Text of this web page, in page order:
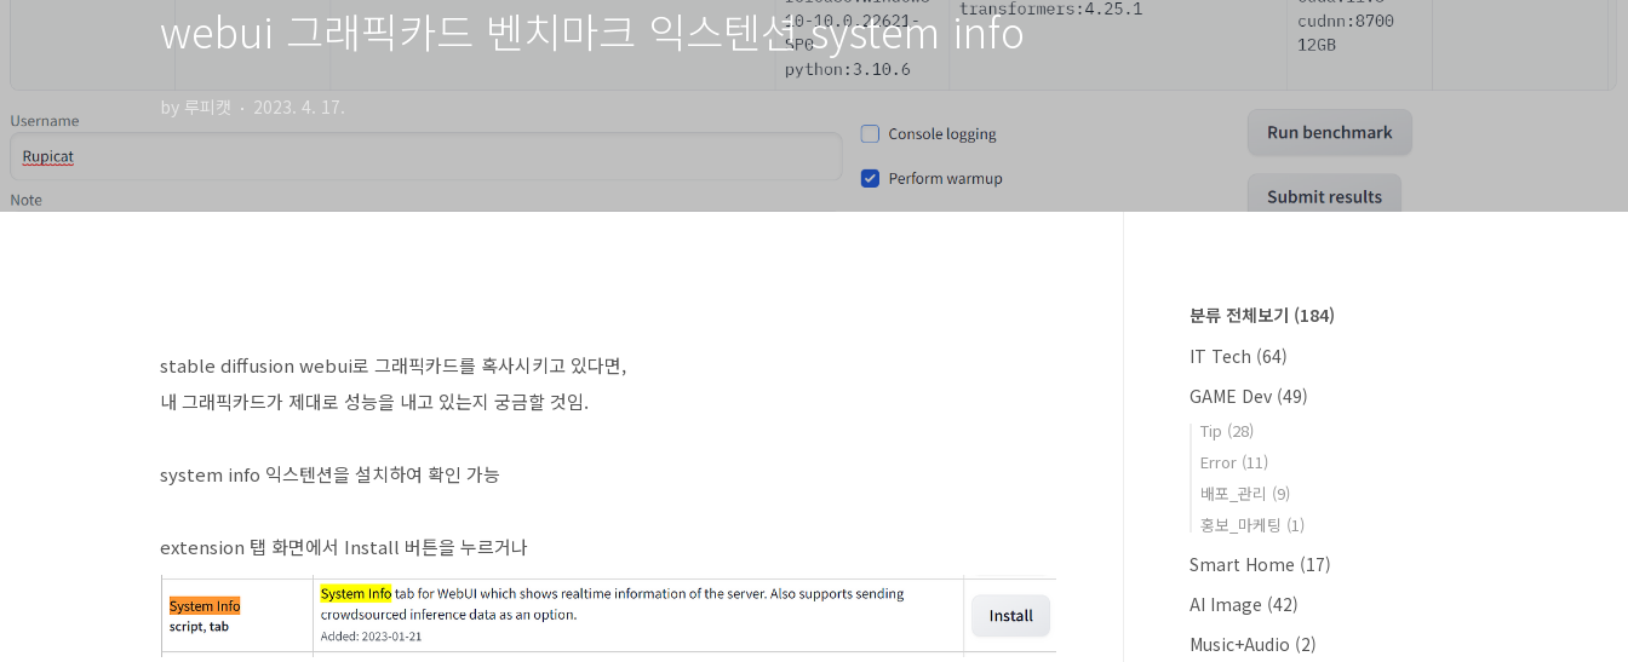
webui 그래픽카드 벤치마크 익스텐션 system info
by 루피캣 2023. 4. 17.
stable diffusion webui로 그래픽카드를 혹사시키고 있다면,
내 그래픽카드가 제대로 성능을 내고 있는지 궁금할 것임.
system info 익스텐션을 설치하여 확인 가능
extension 탭 화면에서 Install 버튼을 누르거나
분류 전체보기 (184)
IT Tech (64)
GAME Dev (49)
Tip (28)
Error (11)
배포_관리 (9)
홍보_마케팅 (1)
Smart Home (17)
AI Image (42)
Music+Audio (2)